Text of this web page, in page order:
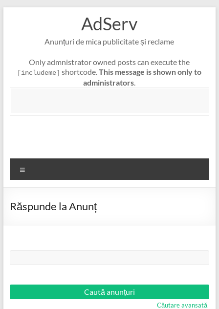
AdServ
Anunțuri de mica publicitate și reclame
Only admnistrator owned posts can execute the
[includeme] shortcode.This message is shown only to
administrators.
Răspunde la Anunț
Căutare avansată